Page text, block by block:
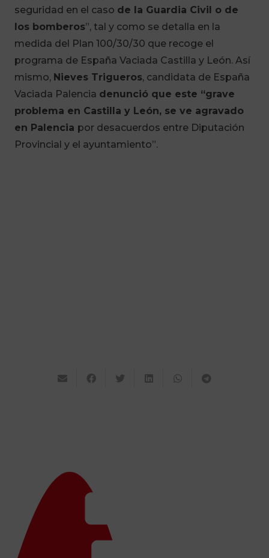
seguridad en el caso de la Guardia Civil o de
los bomberos”, tal y como se detalla en la
medida del Plan 100/30/30 que recoge el
programa de España Vaciada Castilla y León. Así
mismo, Nieves Trigueros, candidata de España
Vaciada Palencia denunció que este “grave
problema en Castilla y León, se ve agravado
en Palencia por desacuerdos entre Diputación
Provincial y el ayuntamiento”.